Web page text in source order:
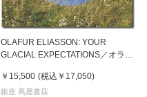
OLAFUR ELIASSON: YOUR
GLACIAL EXPECTATIONS／オラフ
ル・エクスペクテイションズ
￥15,500 (税込 ￥17,050)
銀座 蔦屋書店